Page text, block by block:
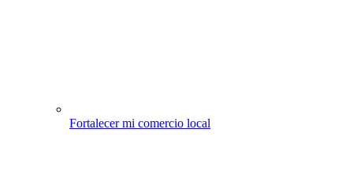
Fortalecer mi comercio local